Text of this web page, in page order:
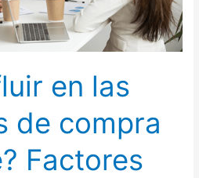
en las
de compra
Factores